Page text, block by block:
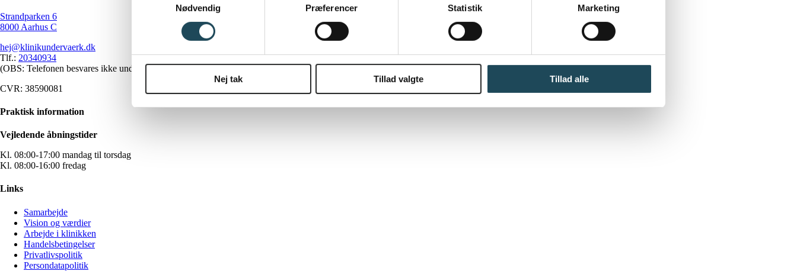
Nødvendig
Præferencer Statistik Marketing
Nej tak Tillad valgte Tillad alle
Strandparken 6
8000 Aarhus C
hej@klinikundervaerk.dk
Tlf.: 20340934
(OBS: Telefonen besvares ikke under behandling)
CVR: 38590081
Praktisk information
Vejledende åbningstider
Kl. 08:00-17:00 mandag til torsdag
Kl. 08:00-16:00 fredag
Links
Samarbejde
Vision og værdier
Arbejde i klinikken
Handelsbetingelser
Privatlivspolitik
Persondatapolitik